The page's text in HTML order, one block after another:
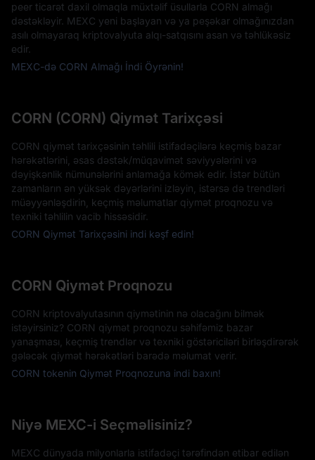
peer ticarət daxil olmaqla müxtəlif üsullarla CORN almağı
dəstəkləyir. MEXC yeni başlayan və ya peşəkar olmağınızdan
asılı olmayaraq kriptovalyuta alqı-satqısını asan və təhlükəsiz
edir.
MEXC-də CORN Almağı İndi Öyrənin!
CORN (CORN) Qiymət Tarixçəsi
CORN qiymət tarixçəsinin təhlili istifadəçilərə keçmiş bazar
hərəkətlərini, əsas dəstək/müqavimət səviyyələrini və
dəyişkənlik nümunələrini anlamağa kömək edir. İstər bütün
zamanların ən yüksək dəyərlərini izləyin, istərsə də trendləri
müəyyənləşdirin, keçmiş məlumatlar qiymət proqnozu və
texniki təhlilin vacib hissəsidir.
CORN Qiymət Tarixçəsini indi kəşf edin!
CORN Qiymət Proqnozu
CORN kriptovalyutasının qiymətinin nə olacağını bilmək
istəyirsiniz? CORN qiymət proqnozu səhifəmiz bazar
yanaşması, keçmiş trendlər və texniki göstəriciləri birləşdirərək
gələcək qiymət hərəkətləri barədə məlumat verir.
CORN tokenin Qiymət Proqnozuna indi baxın!
Niyə MEXC-i Seçməlisiniz?
MEXC dünyada milyonlarla istifadəçi tərəfindən etibar edilən